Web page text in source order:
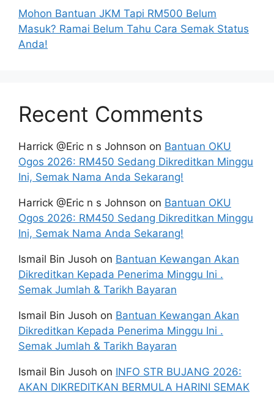
Mohon Bantuan JKM Tapi RM500 Belum
Masuk? Ramai Belum Tahu Cara Semak Status
Anda!
Recent Comments
Harrick @Eric n s Johnson on Bantuan OKU
Ogos 2026: RM450 Sedang Dikreditkan Minggu
Ini, Semak Nama Anda Sekarang!
Harrick @Eric n s Johnson on Bantuan OKU
Ogos 2026: RM450 Sedang Dikreditkan Minggu
Ini, Semak Nama Anda Sekarang!
Ismail Bin Jusoh on Bantuan Kewangan Akan
Dikreditkan Kepada Penerima Minggu Ini .
Semak Jumlah & Tarikh Bayaran
Ismail Bin Jusoh on Bantuan Kewangan Akan
Dikreditkan Kepada Penerima Minggu Ini .
Semak Jumlah & Tarikh Bayaran
Ismail Bin Jusoh on INFO STR BUJANG 2026:
AKAN DIKREDITKAN BERMULA HARINI SEMAK